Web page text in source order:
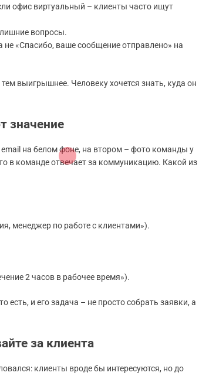
офис виртуальный – клиенты часто ищут
вопросы.
«Спасибо, ваше сообщение отправлено» на
выигрышнее. Человеку хочется знать, куда он
значение
на белом фоне, на втором – фото команды у
в команде отвечает за коммуникацию. Какой из
менеджер по работе с клиентами»).
2 часов в рабочее время»).
и его задача – не просто собрать заявки, а
за клиента
клиенты вроде бы интересуются, но до